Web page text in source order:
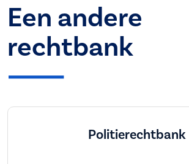
Een andere
rechtbank
Politierechtbank